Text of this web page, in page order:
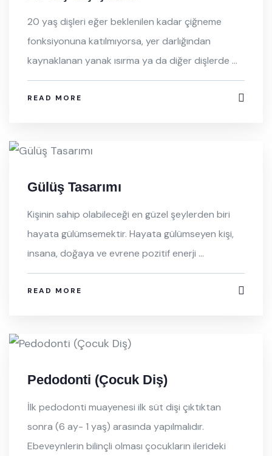
20 yaş dişleri eğer beklenilen kadar çiğneme
fonksiyonuna katılmıyorsa, yer darlığından
kaynaklanan yanak ısırma ya da diğer dişlerde ...
READ MORE
Gülüş Tasarımı
Kişinin sahip olabileceği en güzel şeylerden biri
hayata gülümsemektir. Hayata gülümseyen kişi,
insana, doğaya ve evrene pozitif enerji ...
READ MORE
Pedodonti (Çocuk Diş)
İlk pedodonti muayenesi ilk süt dişi çıktıktan
sonra (6 ay- 1 yaş) arasında yapılmalıdır.
Ebeveynlerin bilinçli olması çocukların ilerideki